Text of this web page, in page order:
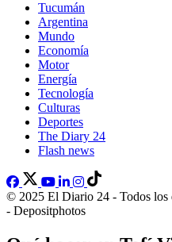
Tucumán
Argentina
Mundo
Economía
Motor
Energía
Tecnología
Culturas
Deportes
The Diary 24
Flash news
© 2025 El Diario 24 - Todos los
- Depositphotos